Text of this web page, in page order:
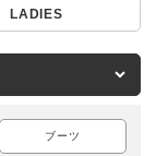
LADIES
ブーツ